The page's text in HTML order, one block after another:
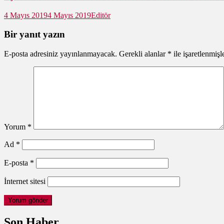
4 Mayıs 20194 Mayıs 2019Editör
Bir yanıt yazın
E-posta adresiniz yayınlanmayacak. Gerekli alanlar * ile
Yorum *
Ad *
E-posta *
İnternet sitesi